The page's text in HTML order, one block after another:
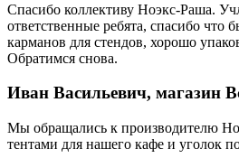
Спасибо коллективу Ноэкс-Раша.
ответственные ребята, спасибо что
карманов для стендов, хорошо
Обратимся снова.
Иван Васильевич, магазин
Мы обращались к производителю
тентами для нашего кафе и уголок